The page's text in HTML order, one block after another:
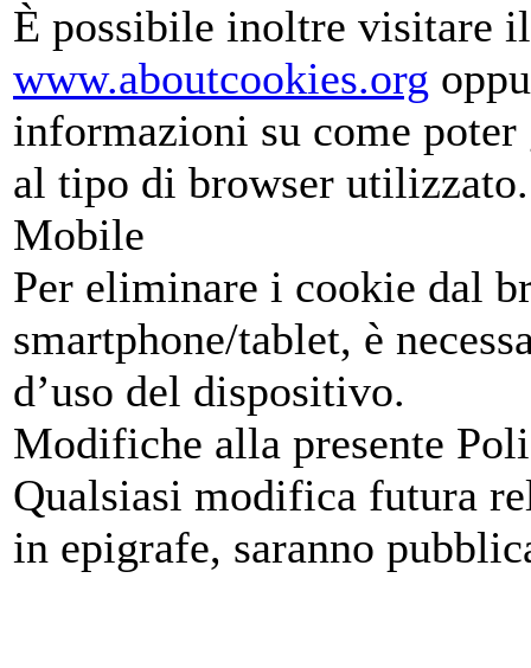
È possibile inoltre visitare
www.aboutcookies.org
informazioni su come
al tipo di browser utilizzato.
Mobile
Per eliminare i cookie dal
smartphone/tablet, è
d’uso del dispositivo.
Modifiche alla presente
Qualsiasi modifica futura
in epigrafe, saranno